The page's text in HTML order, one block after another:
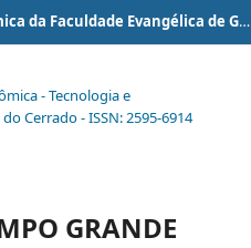
Anais da Semana Agronômica da Faculdade Evangélica de Goianésia
- Tecnologia e
Cerrado - ISSN: 2595-6914
GRANDE